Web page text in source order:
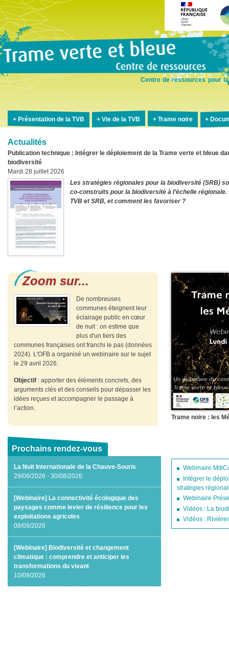
Centre de ressources pour
Présentation de la TVB Vie de la TVB Trame noire
Actualités
Publication technique : Intégrer le déploiement de la Trame verte et bleue
biodiversité
Mardi 28 juillet 2026
Les stratégies régionales pour la biodiversité (SRB)
co-construits pour la biodiversité à l’échelle
TVB et SRB, et comment les favoriser ?
Zoom sur...
De nombreuses
communes éteignent leur
éclairage public en cœur
de nuit : on estime que
plus d'un tiers des
communes françaises ont franchi le pas (données
2024). L'OFB a organisé un webinaire sur le sujet
le 29 avril 2026.
Objectif : apporter des éléments concrets, des
arguments clés et des conseils pour dépasser les
idées reçues et accompagner le passage à
l’action.
Prochains rendez-vous
La Nuit Internationale de la Chauve-Souris
29/08/2026 - 30/08/2026
[Webinaire] La connectivité écologique des
paysages comme levier de résilience pour les
exploitations agricoles
08/09/2026
[Webinaire] Biodiversité et changement
climatique : comprendre et anticiper les
transformations du vivant
10/09/2026
Trame noire : les
Webinaire
Intégrer le
stratégies
Webinaire
Vidéos : La
Vidéos :